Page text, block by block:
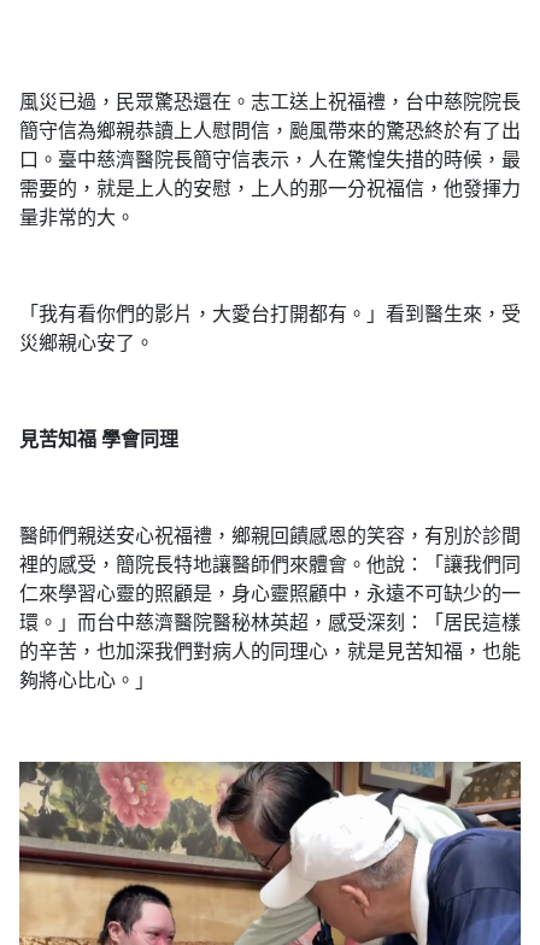
風災已過，民眾驚恐還在。志工送上祝福禮，台中慈院院長
簡守信為鄉親恭讀上人慰問信，颱風帶來的驚恐終於有了出
口。臺中慈濟醫院長簡守信表示，人在驚惶失措的時候，最
需要的，就是上人的安慰，上人的那一分祝福信，他發揮力
量非常的大。
「我有看你們的影片，大愛台打開都有。」看到醫生來，受
災鄉親心安了。
見苦知福 學會同理
醫師們親送安心祝福禮，鄉親回饋感恩的笑容，有別於診間
裡的感受，簡院長特地讓醫師們來體會。他說：「讓我們同
仁來學習心靈的照顧是，身心靈照顧中，永遠不可缺少的一
環。」而台中慈濟醫院醫秘林英超，感受深刻：「居民這樣
的辛苦，也加深我們對病人的同理心，就是見苦知福，也能
夠將心比心。」